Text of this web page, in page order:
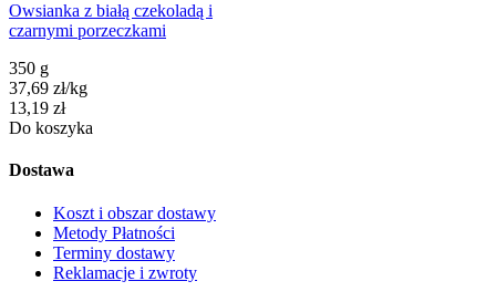
Owsianka z białą czekoladą i
czarnymi porzeczkami
350 g
37,69 zł/kg
Cena
13,19 zł
Do koszyka
Dostawa
Koszt i obszar dostawy
Metody Płatności
Terminy dostawy
Reklamacje i zwroty